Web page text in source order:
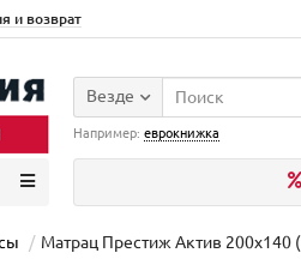
и возврат
Везде
Например: еврокнижка
Матрац Престиж Актив 200x140